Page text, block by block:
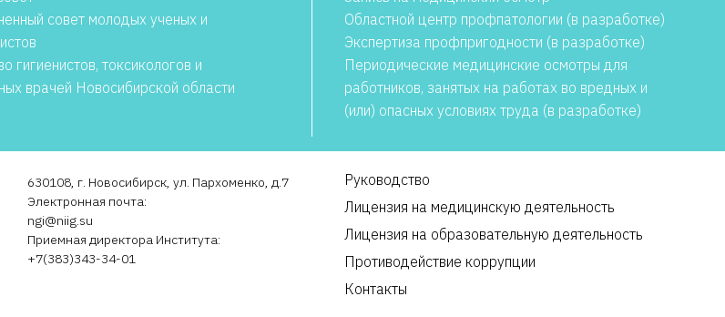
совет молодых ученых и
гигиенистов, токсикологов и
врачей Новосибирской области
Областной центр профпатологии (в разработке)
Экспертиза профпригодности (в разработке)
Периодические медицинские осмотры для
работников, занятых на работах во вредных и
(или) опасных условиях труда (в разработке)
630108, г. Новосибирск, ул. Пархоменко, д.7
Электронная почта:
ngi@niig.su
Приемная директора Института:
+7(383)343-34-01
Руководство
Лицензия на медицинскую деятельность
Лицензия на образовательную деятельность
Противодействие коррупции
Контакты